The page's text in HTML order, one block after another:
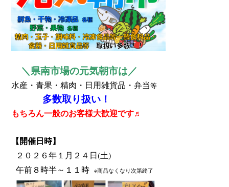
＼県南市場の元気朝市は／
水産・青果・精肉・日用雑貨品・弁当等
多数取り扱い！
もちろん一般のお客様大歓迎です♬
【開催日時】
２０２６年１ 月２４ 日(土)
午前８時半～１１時※商品なくなり次第終了